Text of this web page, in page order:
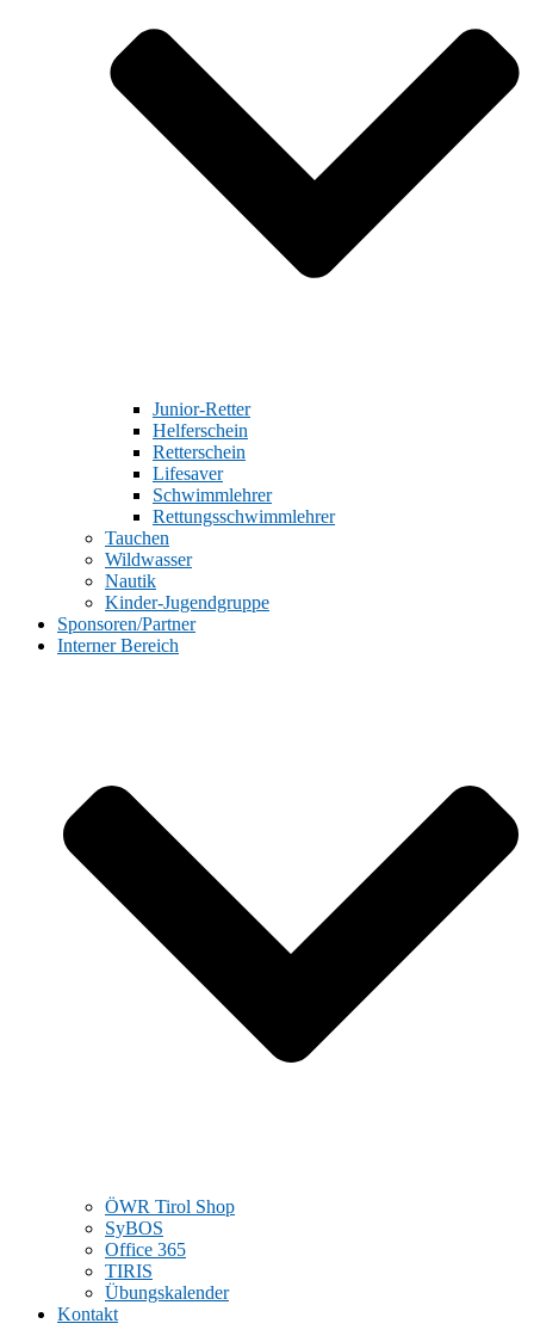
Junior-Retter
Helferschein
Retterschein
Lifesaver
Schwimmlehrer
Rettungsschwimmlehrer
Tauchen
Wildwasser
Nautik
Kinder-Jugendgruppe
Sponsoren/Partner
Interner Bereich
ÖWR Tirol Shop
SyBOS
Office 365
TIRIS
Übungskalender
Kontakt